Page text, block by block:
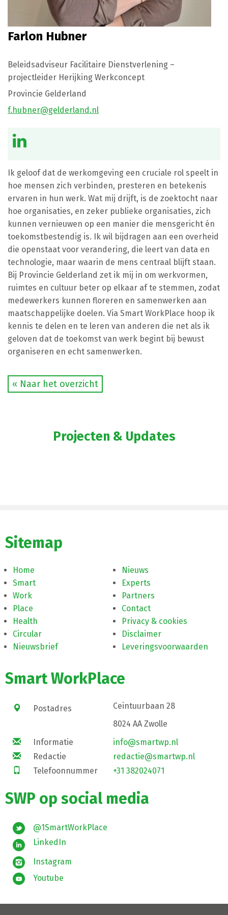
Farlon Hubner
Beleidsadviseur Facilitaire Dienstverlening –
projectleider Herijking Werkconcept
Provincie Gelderland
f.hubner@gelderland.nl
Ik geloof dat de werkomgeving een cruciale rol speelt in
hoe mensen zich verbinden, presteren en betekenis
ervaren in hun werk. Wat mij drijft, is de zoektocht naar
hoe organisaties, en zeker publieke organisaties, zich
kunnen vernieuwen op een manier die mensgericht én
toekomstbestendig is. Ik wil bijdragen aan een overheid
die openstaat voor verandering, die leert van data en
technologie, maar waarin de mens centraal blijft staan.
Bij Provincie Gelderland zet ik mij in om werkvormen,
ruimtes en cultuur beter op elkaar af te stemmen, zodat
medewerkers kunnen floreren en samenwerken aan
maatschappelijke doelen. Via Smart WorkPlace hoop ik
kennis te delen en te leren van anderen die net als ik
geloven dat de toekomst van werk begint bij bewust
organiseren en echt samenwerken.
« Naar het overzicht
Projecten & Updates
Sitemap
Home
Smart
Work
Place
Health
Circular
Nieuwsbrief
Nieuws
Experts
Partners
Contact
Privacy & cookies
Disclaimer
Leveringsvoorwaarden
Smart WorkPlace
Postadres
Ceintuurbaan 28
8024 AA Zwolle
Informatie
info@smartwp.nl
Redactie
redactie@smartwp.nl
Telefoonnummer
+31 382024071
SWP op social media
@1SmartWorkPlace
LinkedIn
Instagram
Youtube